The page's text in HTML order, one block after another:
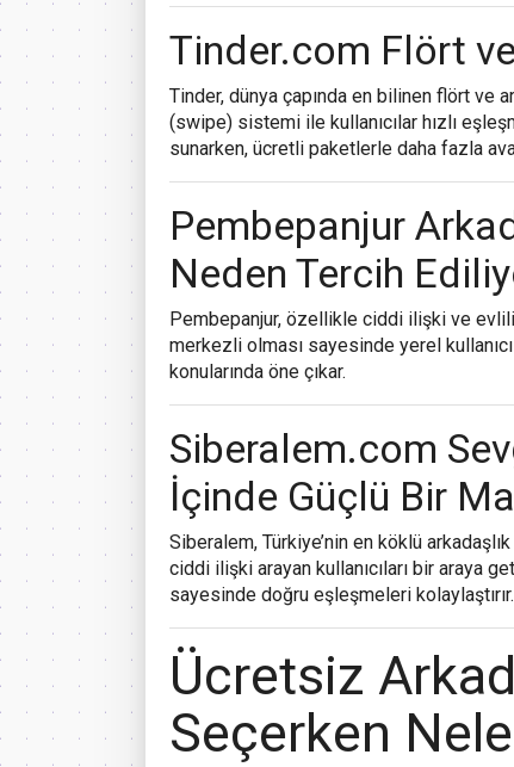
Tinder.com Flört
Tinder, dünya çapında en bilinen flört ve
(swipe) sistemi ile kullanıcılar hızlı
sunarken, ücretli paketlerle daha fazla
Pembepanjur
Neden Tercih
Pembepanjur, özellikle ciddi ilişki ve
merkezli olması sayesinde yerel
konularında öne çıkar.
Siberalem.com
İçinde Güçlü Bir
Siberalem, Türkiye’nin en köklü
ciddi ilişki arayan kullanıcıları bir araya
sayesinde doğru eşleşmeleri kolaylaştırır.
Ücretsiz
Seçerken